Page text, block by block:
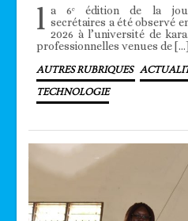
l a 6ᵉ édition de la
secrétaires a été observé
2026 à l’université de
professionnelles venues de […]
AUTRES RUBRIQUES
TECHNOLOGIE